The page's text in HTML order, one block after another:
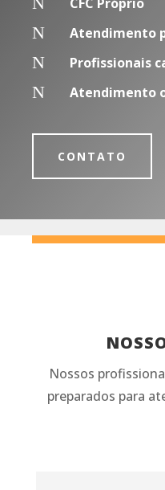
N Atendimento
N Profissionais
N Atendimento
CONTATO
Nossos
preparados para